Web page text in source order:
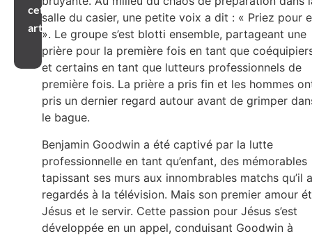
cet
article
salle du casier, une petite voix a dit : « Priez pour
». Le groupe s’est blotti ensemble, partageant une
prière pour la première fois en tant que
et certains en tant que lutteurs professionnels de
première fois. La prière a pris fin et les hommes
pris un dernier regard autour avant de grimper
le bague.
Benjamin Goodwin a été captivé par la lutte
professionnelle en tant qu’enfant, des mémorables
tapissant ses murs aux innombrables matchs qu’il a
regardés à la télévision. Mais son premier amour
Jésus et le servir. Cette passion pour Jésus s’est
développée en un appel, conduisant Goodwin à